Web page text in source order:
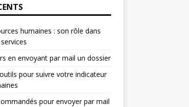
humaines : son rôle dans
en envoyant par mail un dossier
pour suivre votre indicateur
pour envoyer par mail